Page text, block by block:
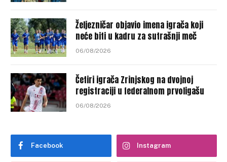
Željezničar objavio imena igrača koji
neće biti u kadru za sutrašnji meč
06/08/2026
Četiri igrača Zrinjskog na dvojnoj
registraciji u federalnom prvoligašu
06/08/2026
Facebook Instagram